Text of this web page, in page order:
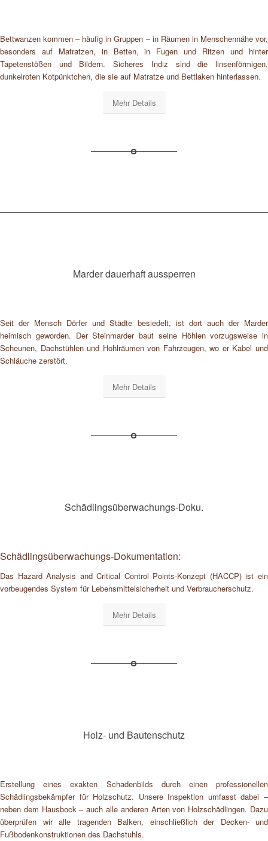
Bettwanzen kommen – häufig in Gruppen – in Räumen in Menschennähe vor,
besonders auf Matratzen, in Betten, in Fugen und Ritzen und hinter
Tapetenstößen und Bildern. Sicheres Indiz sind die linsenförmigen,
dunkelroten Kotpünktchen, die sie auf Matratze und Bettlaken hinterlassen.
Mehr Details
Marder dauerhaft aussperren
Seit der Mensch Dörfer und Städte besiedelt, ist dort auch der Marder
heimisch geworden. Der Steinmarder baut seine Höhlen vorzugsweise in
Scheunen, Dachstühlen und Hohlräumen von Fahrzeugen, wo er Kabel und
Schläuche zerstört.
Mehr Details
Schädlingsüberwachungs-Doku.
Schädlingsüberwachungs-Dokumentation:
Das Hazard Analysis and Critical Control Points-Konzept (HACCP) ist ein
vorbeugendes System für Lebensmittelsicherheit und Verbraucherschutz.
Mehr Details
Holz- und Bautenschutz
Erstellung eines exakten Schadenbilds durch einen professionellen
Schädlingsbekämpfer für Holzschutz. Unsere Inspektion umfasst dabei –
neben dem Hausbock – auch alle anderen Arten von Holzschädlingen. Dazu
überprüfen wir alle tragenden Balken, einschließlich der Decken- und
Fußbodenkonstruktionen des Dachstuhls.